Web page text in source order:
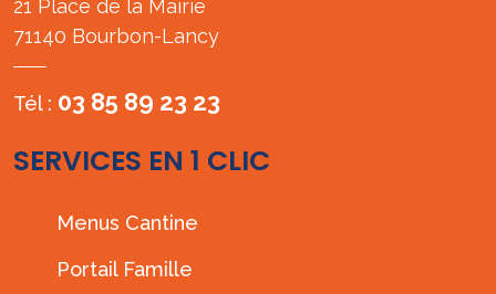
21 Place de la Mairie
71140 Bourbon-Lancy
Tél : 03 85 89 23 23
SERVICES EN 1 CLIC
Menus Cantine
Portail Famille